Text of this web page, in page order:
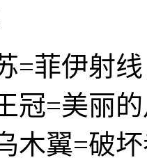
=菲伊射
冠=美丽
木翼=破